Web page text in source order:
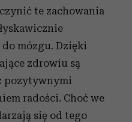
te zachowania
do mózgu. Dzięki
zdrowiu są
pozytywnymi
radości. Choć we
się od tego